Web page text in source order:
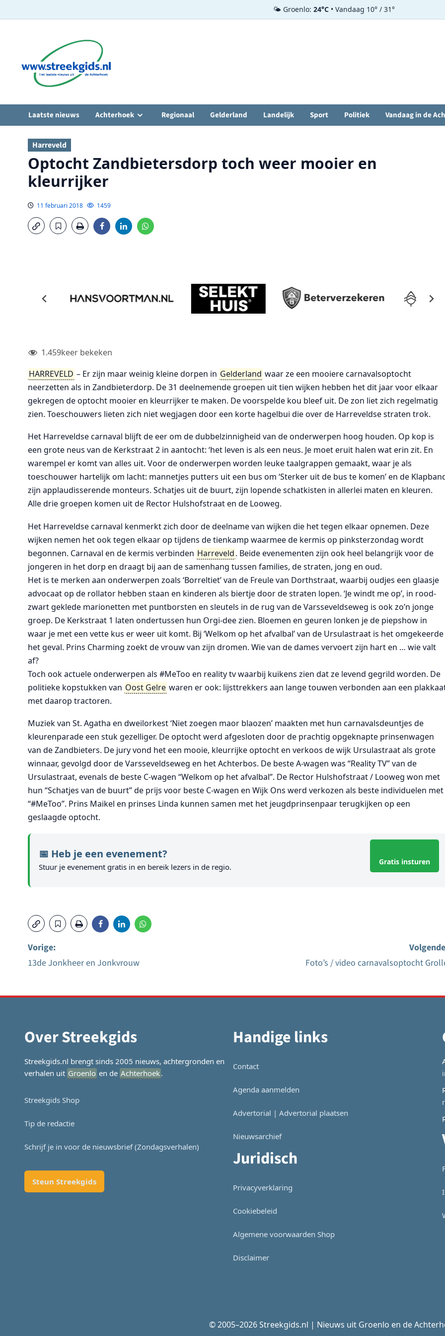
🌤️ Groenlo: 24°C • Vandaag 10° / 31°
inhoud
Laatste nieuws Achterhoek Regionaal Gelderland Landelijk Sport Politiek Vandaag in de
Harreveld
Optocht Zandbietersdorp toch weer mooier en
kleurrijker
11 februari 2018 1459
1.459keer bekeken
HARREVELD – Er zijn maar weinig kleine dorpen in Gelderland waar ze een mooiere carnavalsoptocht
neerzetten als in Zandbieterdorp. De 31 deelnemende groepen uit tien wijken hebben het dit jaar voor elkaar
gekregen de optocht mooier en kleurrijker te maken. De voorspelde kou bleef uit. De zon liet zich regelmatig
zien. Toeschouwers lieten zich niet wegjagen door een korte hagelbui die over de Harreveldse straten trok.
Het Harreveldse carnaval blijft de eer om de dubbelzinnigheid van de onderwerpen hoog houden. Op kop is
een grote neus van de Kerkstraat 2 in aantocht: ‘het leven is als een neus. Je moet eruit halen wat erin zit. En
warempel er komt van alles uit. Voor de onderwerpen worden leuke taalgrappen gemaakt, waar je als
toeschouwer hartelijk om lacht: mannetjes putters uit een bus om ‘Sterker uit de bus te komen’ en de
zijn applaudisserende monteurs. Schatjes uit de buurt, zijn lopende schatkisten in allerlei maten en kleuren.
Alle drie groepen komen uit de Rector Hulshofstraat en de Looweg.
Het Harreveldse carnaval kenmerkt zich door de deelname van wijken die het tegen elkaar opnemen. Deze
wijken nemen het ook tegen elkaar op tijdens de tienkamp waarmee de kermis op pinksterzondag wordt
begonnen. Carnaval en de kermis verbinden Harreveld. Beide evenementen zijn ook heel belangrijk voor de
jongeren in het dorp en draagt bij aan de samenhang tussen families, de straten, jong en oud.
Het is te merken aan onderwerpen zoals ‘Borreltiet’ van de Freule van Dorthstraat, waarbij oudjes een glaasje
advocaat op de rollator hebben staan en kinderen als biertje door de straten lopen. ‘Je windt me op’, in rood-
zwart geklede marionetten met puntborsten en sleutels in de rug van de Varsseveldseweg is ook zo’n jonge
groep. De Kerkstraat 1 laten ondertussen hun Orgi-dee zien. Bloemen en geuren lonken je de piepshow in
waar je met een vette kus er weer uit komt. Bij ‘Welkom op het afvalbal’ van de Ursulastraat is het omgekeerde
het geval. Prins Charming zoekt de vrouw van zijn dromen. Wie van de dames vervoert zijn hart en … wie valt
af?
Toch ook actuele onderwerpen als #MeToo en reality tv waarbij kuikens zien dat ze levend gegrild worden. De
politieke kopstukken van Oost Gelre waren er ook: lijsttrekkers aan lange touwen verbonden aan een
met daarop tractoren.
Muziek van St. Agatha en dweilorkest ‘Niet zoegen maor blaozen’ maakten met hun carnavalsdeuntjes de
kleurenparade een stuk gezelliger. De optocht werd afgesloten door de prachtig opgeknapte prinsenwagen
van de Zandbieters. De jury vond het een mooie, kleurrijke optocht en verkoos de wijk Ursulastraat als grote
winnaar, gevolgd door de Varsseveldseweg en het Achterbos. De beste A-wagen was “Reality TV” van de
Ursulastraat, evenals de beste C-wagen “Welkom op het afvalbal”. De Rector Hulshofstraat / Looweg won met
hun “Schatjes van de buurt” de prijs voor beste C-wagen en Wijk Ons werd verkozen als beste individuelen met
“#MeToo”. Prins Maikel en prinses Linda kunnen samen met het jeugdprinsenpaar terugkijken op een
geslaagde optocht.
📅 Heb je een evenement?
Stuur je evenement gratis in en bereik lezers in de regio.
Gratis insturen
navigatie
Vorige:
13de Jonkheer en Jonkvrouw
Foto’s / video carnavalsoptocht
Over Streekgids
Streekgids.nl brengt sinds 2005 nieuws, achtergronden en
verhalen uit Groenlo en de Achterhoek.
Streekgids Shop
Tip de redactie
Schrijf je in voor de nieuwsbrief (Zondagsverhalen)
Steun Streekgids
Handige links
Contact
Agenda aanmelden
Advertorial | Advertorial plaatsen
Nieuwsarchief
Juridisch
Privacyverklaring
Cookiebeleid
Algemene voorwaarden Shop
Disclaimer
© 2005–2026 Streekgids.nl | Nieuws uit Groenlo en de